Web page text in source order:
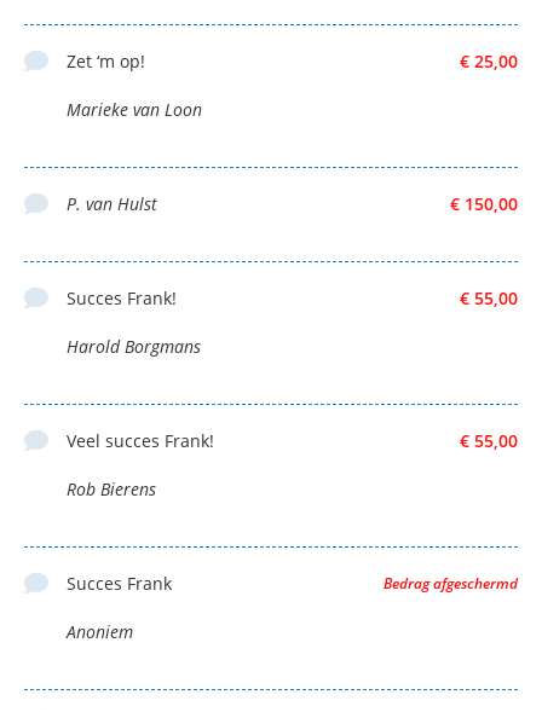
€ 25,00
Zet ‘m op!
Marieke van Loon
€ 150,00
P. van Hulst
€ 55,00
Succes Frank!
Harold Borgmans
€ 55,00
Veel succes Frank!
Rob Bierens
Bedrag afgeschermd
Succes Frank
Anoniem